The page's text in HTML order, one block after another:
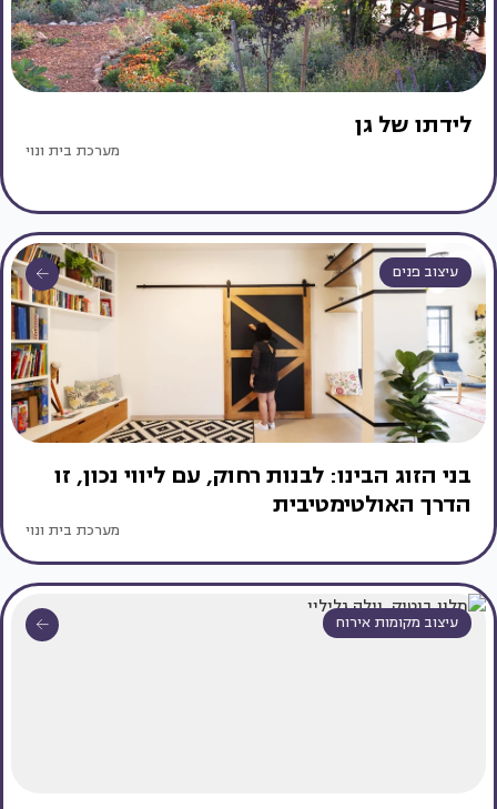
לידתו של גן
מערכת בית ונוי
עיצוב פנים
בני הזוג הבינו: לבנות רחוק, עם ליווי נכון, זו
הדרך האולטימטיבית
מערכת בית ונוי
עיצוב מקומות אירוח